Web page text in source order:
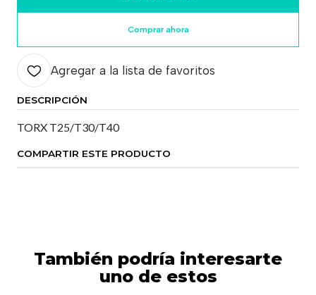
Comprar ahora
Agregar a la lista de favoritos
DESCRIPCIÓN
TORX T25/T30/T40
COMPARTIR ESTE PRODUCTO
También podría interesarte
uno de estos